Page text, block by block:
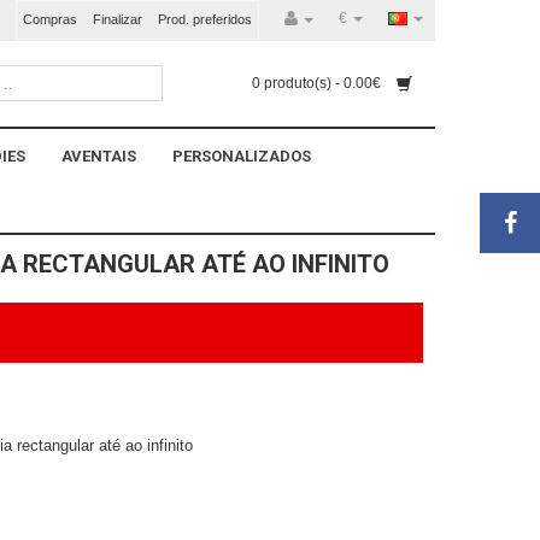
Compras Finalizar Prod. preferidos €
0 produto(s) - 0.00€
AVENTAIS PERSONALIZADOS
RECTANGULAR ATÉ AO INFINITO
rectangular até ao infinito